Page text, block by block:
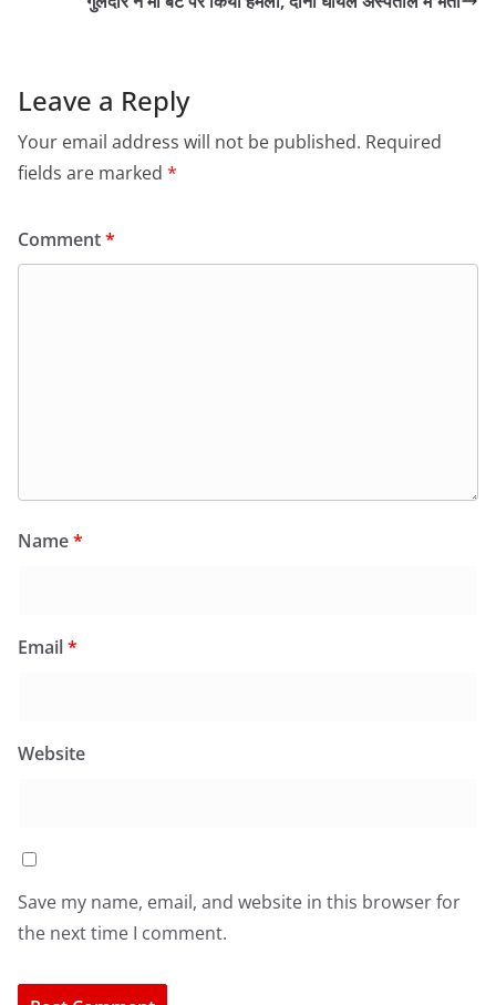
Leave a Reply
Your email address will not be published. Required
fields are marked *
Comment*
Name*
Email*
Website
Save my name, email, and website in this browser for
the next time I comment.